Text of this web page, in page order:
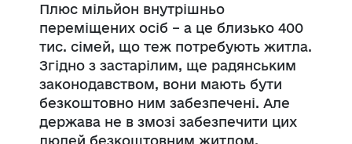
Плюс мільйон внутрішньо
переміщених осіб – а це близько 400
тис. сімей, що теж потребують житла.
Згідно з застарілим, ще радянським
законодавством, вони мають бути
безкоштовно ним забезпечені. Але
держава не в змозі забезпечити цих
людей безкоштовним житлом.